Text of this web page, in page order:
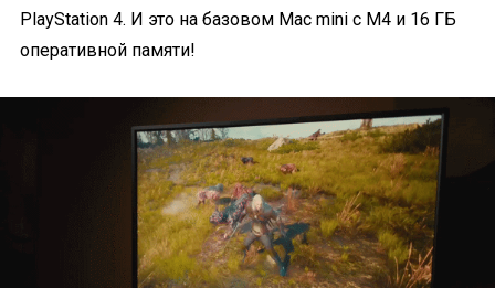
PlayStation 4. И это на базовом Mac mini с M4 и 16 ГБ
оперативной памяти!